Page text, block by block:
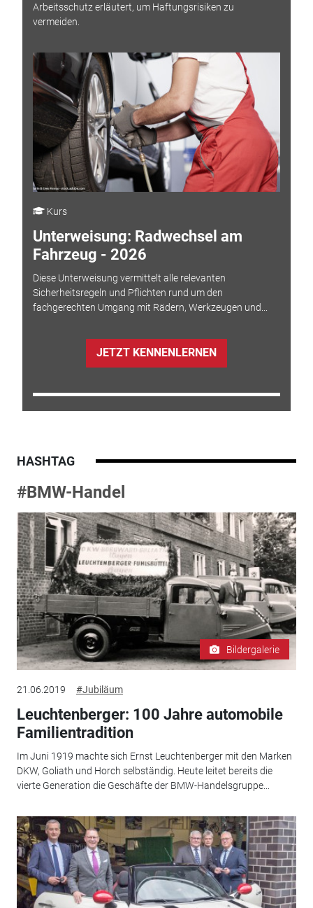
Arbeitsschutz erläutert, um Haftungsrisiken zu
vermeiden.
Kurs
Unterweisung: Radwechsel am
Fahrzeug - 2026
Diese Unterweisung vermittelt alle relevanten
Sicherheitsregeln und Pflichten rund um den
fachgerechten Umgang mit Rädern, Werkzeugen und...
JETZT KENNENLERNEN
HASHTAG
#BMW-Handel
Bildergalerie
21.06.2019 #Jubiläum
Leuchtenberger: 100 Jahre automobile
Familientradition
Im Juni 1919 machte sich Ernst Leuchtenberger mit den Marken
DKW, Goliath und Horch selbständig. Heute leitet bereits die
vierte Generation die Geschäfte der BMW-Handelsgruppe...